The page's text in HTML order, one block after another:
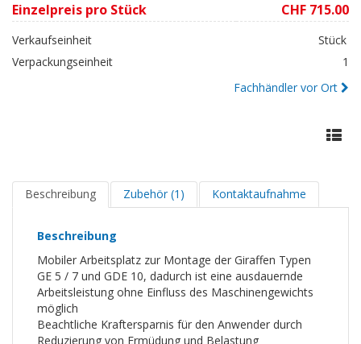
Einzelpreis pro Stück CHF 715.00
Verkaufseinheit
Stück
Verpackungseinheit
1
Fachhändler vor Ort
Beschreibung Zubehör (1) Kontaktaufnahme
Beschreibung
Mobiler Arbeitsplatz zur Montage der Giraffen Typen
GE 5 / 7 und GDE 10, dadurch ist eine ausdauernde
Arbeitsleistung ohne Einfluss des Maschinengewichts
möglich
Beachtliche Kraftersparnis für den Anwender durch
Reduzierung von Ermüdung und Belastung